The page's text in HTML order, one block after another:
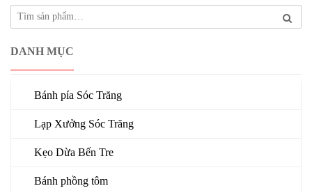
DANH MỤC
Bánh pía Sóc Trăng
Lạp Xưởng Sóc Trăng
Kẹo Dừa Bến Tre
Bánh phồng tôm